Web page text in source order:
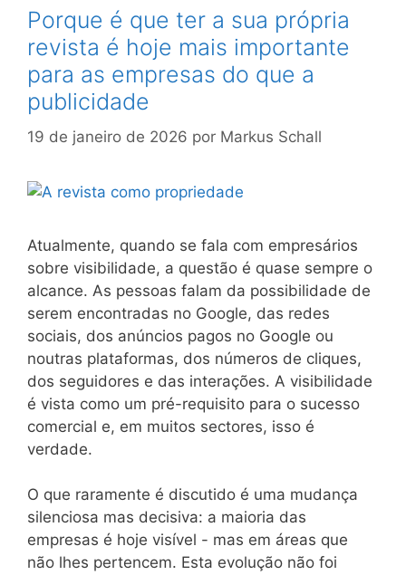
Porque é que ter a sua própria
revista é hoje mais importante
para as empresas do que a
publicidade
19 de janeiro de 2026 por Markus Schall
Atualmente, quando se fala com empresários
sobre visibilidade, a questão é quase sempre o
alcance. As pessoas falam da possibilidade de
serem encontradas no Google, das redes
sociais, dos anúncios pagos no Google ou
noutras plataformas, dos números de cliques,
dos seguidores e das interações. A visibilidade
é vista como um pré-requisito para o sucesso
comercial e, em muitos sectores, isso é
verdade.
O que raramente é discutido é uma mudança
silenciosa mas decisiva: a maioria das
empresas é hoje visível - mas em áreas que
não lhes pertencem. Esta evolução não foi